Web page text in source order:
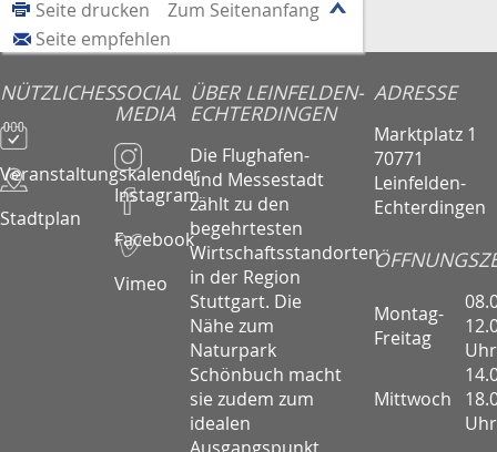
Zum Seitenanfang
Seite drucken
Seite empfehlen
NÜTZLICHES
Veranstaltungskalender
Stadtplan
SOCIAL
MEDIA
Instagram
Facebook
Vimeo
ÜBER LEINFELDEN-
ECHTERDINGEN
Die Flughafen-
und Messestadt
zählt zu den
begehrtesten
Wirtschaftsstandorten
in der Region
Stuttgart. Die
Nähe zum
Naturpark
Schönbuch macht
sie zudem zum
idealen
ADRESSE
Marktplatz 1
70771
Leinfelden-
Echterdingen
Montag-
Freitag
Uhr
Mittwoch
Uhr